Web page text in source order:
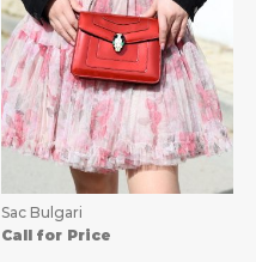
Sac Bulgari
Call for Price